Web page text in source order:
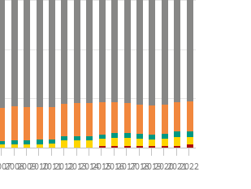
displaying categories.
200820092010201120122013201420152016201720182019202020212022